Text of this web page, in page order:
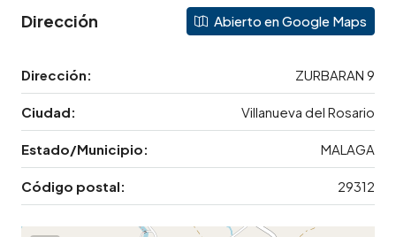
Dirección Abierto en Google Maps
Dirección: ZURBARAN 9
Ciudad: Villanueva del Rosario
Estado/Municipio: MALAGA
Código postal: 29312